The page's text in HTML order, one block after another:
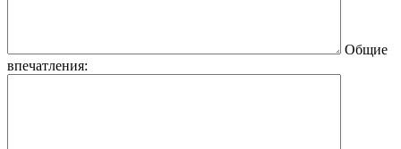
Общие
впечатления: